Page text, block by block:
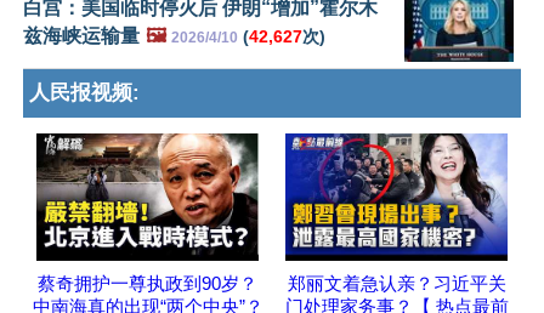
白宫：美国临时停火后 伊朗“增加”霍尔木
兹海峡运输量 🖼️ 2026/4/10 (42,627次)
人民报视频:
蔡奇拥护一尊执政到90岁？
中南海真的出现“两个中央”？
郑丽文着急认亲？习近平关
门处理家务事？【 热点最前